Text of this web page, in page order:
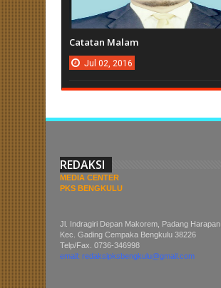
Catatan Malam
Jul 02, 2016
REDAKSI
MEDIA CENTER
PKS BENGKULU
Jl. Indragiri Depan Makorem, Padang Harapan,
Kec. Gading Cempaka Bengkulu 38226
Telp/Fax. 0736-346998
email: redaksipksbengkulu@gmail.com